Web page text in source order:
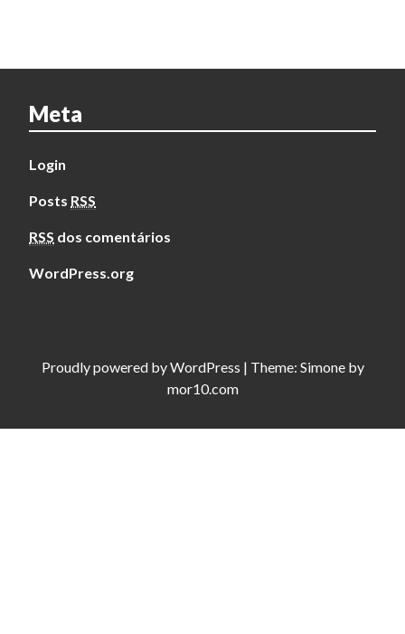
Meta
Login
Posts RSS
RSS dos comentários
WordPress.org
Proudly powered byWordPress | Theme: Simoneby
mor10.com